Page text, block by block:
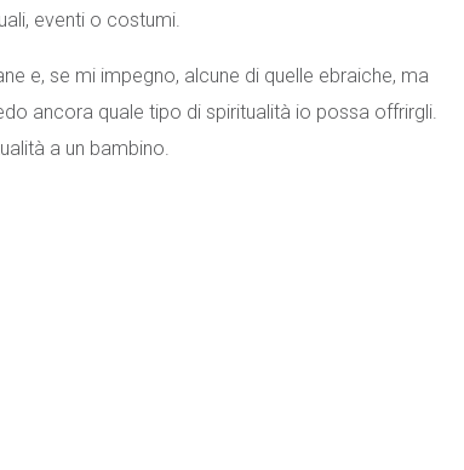
eventi o costumi.
e, se mi impegno, alcune di quelle ebraiche, ma
ancora quale tipo di spiritualità io possa offrirgli.
a un bambino.